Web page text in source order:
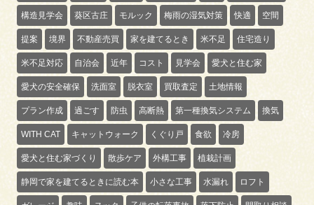
構造見学会 葵区古庄 モルック 梅雨の湿気対策 快適 空間
提案 境界 不動産売買 家を建てるとき 米不足 住宅造り
米不足対応 自治会 近年 コスト 見学会 愛犬と住む家
愛犬の安全確保 洗面室 脱衣室 買取査定 土地情報
プラン作成 過ごす 防虫 高断熱 第一種換気システム 換気
WITH CAT キャットウォーク くぐり戸 食欲 冷房
愛犬と住む家づくり 散歩ケア 外構工事 植栽計画
静岡で家を建てるときに読む本 小さな工事 水漏れ ロフト